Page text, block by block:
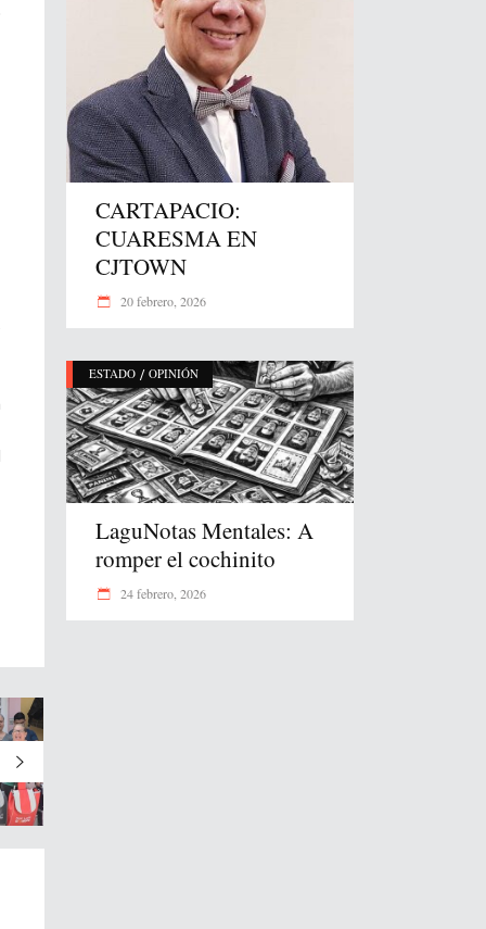
CARTAPACIO:
CUARESMA EN
CJTOWN
20 febrero, 2026
ESTADO / OPINIÓN
LaguNotas Mentales: A
romper el cochinito
24 febrero, 2026